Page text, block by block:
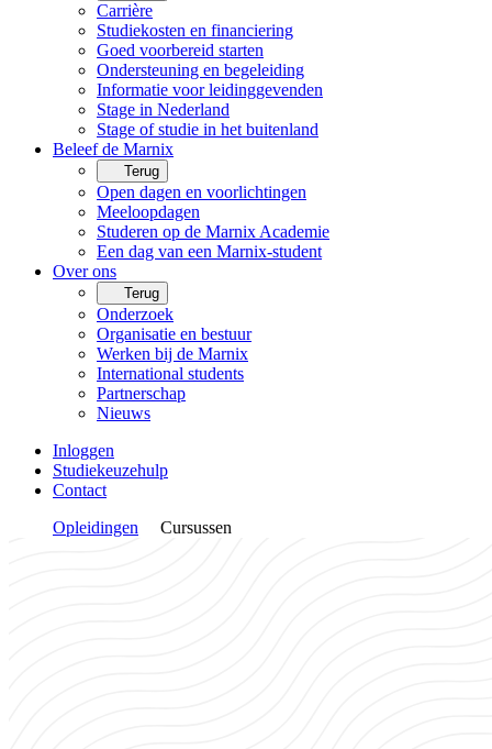
Carrière
Studiekosten en financiering
Goed voorbereid starten
Ondersteuning en begeleiding
Informatie voor leidinggevenden
Stage in Nederland
Stage of studie in het buitenland
Beleef de Marnix
Terug
Open dagen en voorlichtingen
Meeloopdagen
Studeren op de Marnix Academie
Een dag van een Marnix-student
Over ons
Terug
Onderzoek
Organisatie en bestuur
Werken bij de Marnix
International students
Partnerschap
Nieuws
Inloggen
Studiekeuzehulp
Contact
Opleidingen
Cursussen